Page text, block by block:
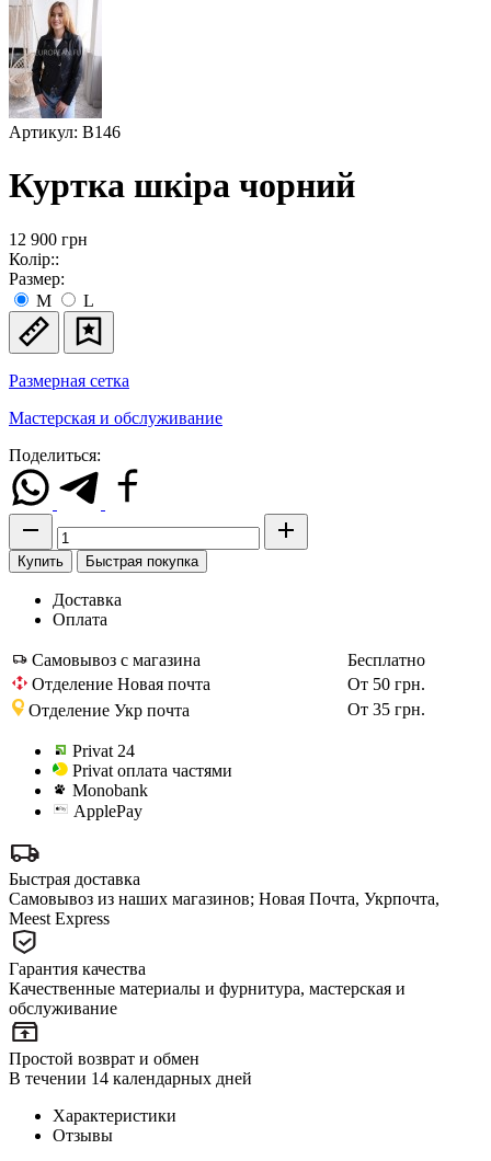
Артикул: В146
Куртка шкіра чорний
12 900 грн
Колір::
Размер:
M
L
Размерная сетка
Мастерская и обслуживание
Поделиться:
Купить Быстрая покупка
Доставка
Оплата
Самовывоз с магазина
Бесплатно
Отделение Новая почта
От 50 грн.
Отделение Укр почта
От 35 грн.
Privat 24
Privat оплата частями
Monobank
ApplePay
Быстрая доставка
Самовывоз из наших магазинов; Новая Почта, Укрпочта,
Meest Express
Гарантия качества
Качественные материалы и фурнитура, мастерская и
обслуживание
Простой возврат и обмен
В течении 14 календарных дней
Характеристики
Отзывы